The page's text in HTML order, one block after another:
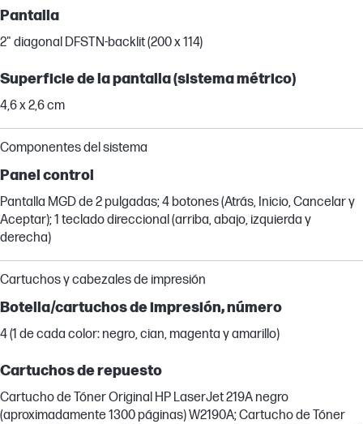
Pantalla
2" diagonal DFSTN-backlit (200 x 114)
Superficie de la pantalla (sistema métrico)
4,6 x 2,6 cm
Componentes del sistema
Panel control
Pantalla MGD de 2 pulgadas; 4 botones (Atrás, Inicio, Cancelar y
Aceptar); 1 teclado direccional (arriba, abajo, izquierda y
derecha)
Cartuchos y cabezales de impresión
Botella/cartuchos de impresión, número
4 (1 de cada color: negro, cian, magenta y amarillo)
Cartuchos de repuesto
Cartucho de Tóner Original HP LaserJet 219A negro
(aproximadamente 1300 páginas) W2190A; Cartucho de Tóner